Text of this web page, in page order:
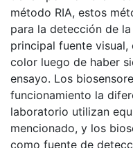
método RIA, estos
para la detección de
principal fuente
color luego de haber
ensayo. Los
funcionamiento la
laboratorio utilizan
mencionado, y los
como fuente de